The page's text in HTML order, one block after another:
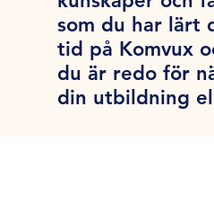
som du har lärt
tid på Komvux
du är redo för
din utbildning